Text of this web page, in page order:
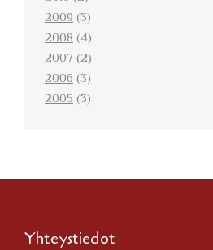
2009(3)
2008(4)
2007(2)
2006(3)
2005(3)
Yhteystiedot